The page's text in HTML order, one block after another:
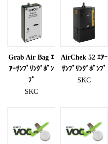
Grab Air Bag ｴ
ｱｰｻﾝﾌﾟﾘﾝｸﾞﾎﾟﾝ
ﾌﾟ
SKC
AirChek 52 ｴｱｰ
ｻﾝﾌﾟﾘﾝｸﾞﾎﾟﾝﾌﾟ
SKC